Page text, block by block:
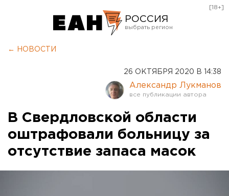
РОССИЯ
Оренбург
[18+]
← НОВОСТИ
26 ОКТЯБРЯ 2020 В 14:38
Александр Лукманов
В Свердловской области
оштрафовали больницу за
отсутствие запаса масок